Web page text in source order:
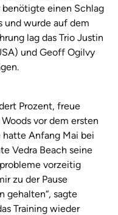
benötigte einen Schlag
und wurde auf dem
lag das Trio Justin
und Geoff Ogilvy
Prozent, freue
vor dem ersten
hatte Anfang Mai bei
Vedra Beach seine
vorzeitig
zu der Pause
gehalten“, sagte
Training wieder